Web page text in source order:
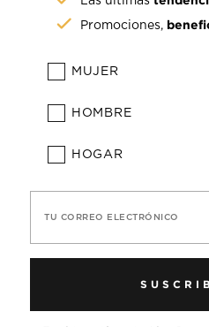
Promociones,
MUJER
HOMBRE
HOGAR
TU CORREO ELECTRÓNICO